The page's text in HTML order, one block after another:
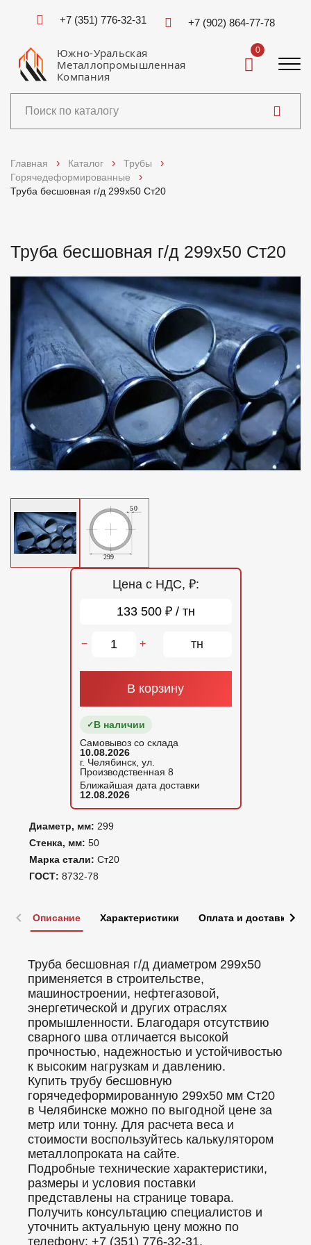
+7 (351) 776-32-31 +7 (902) 864-77-78
Южно-Уральская
Металлопромышленная
Компания
0
Услуги
Доставка и оплата
О компании
Отзывы
Контакты
Главная Каталог
Трубы
Горячедеформированные
Труба бесшовная г/д 299х50 Ст20
Труба бесшовная г/д 299х50 Ст20
Диаметр, мм: 299
Стенка, мм: 50
Марка стали: Ст20
ГОСТ: 8732-78
Цена с НДС, ₽:
133 500 ₽ / тн
− + тн
В корзину
В наличии
Самовывоз со склада
10.08.2026
г. Челябинск, ул.
Производственная 8
Ближайшая дата доставки
12.08.2026
Описание Характеристики Оплата и доставка
Труба бесшовная г/д диаметром 299x50
применяется в строительстве,
машиностроении, нефтегазовой,
энергетической и других отраслях
промышленности. Благодаря отсутствию
сварного шва отличается высокой
прочностью, надежностью и устойчивостью
к высоким нагрузкам и давлению.
Купить трубу бесшовную
горячедеформированную 299x50 мм Ст20
в Челябинске можно по выгодной цене за
метр или тонну. Для расчета веса и
стоимости воспользуйтесь калькулятором
металлопроката на сайте.
Подробные технические характеристики,
размеры и условия поставки
представлены на странице товара.
Получить консультацию специалистов и
уточнить актуальную цену можно по
телефону: +7 (351) 776-32-31.